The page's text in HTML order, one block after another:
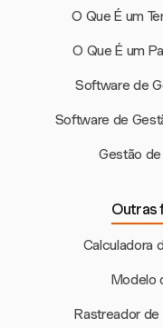
O Que É um
O Que É um
Software de
Software de
Gestão
Outras
Calculadora
Modelo
Rastreador de